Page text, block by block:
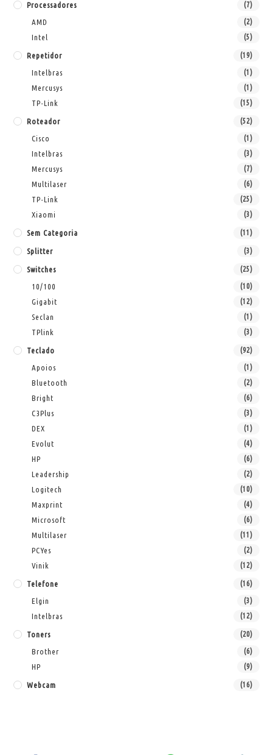
Processadores (7)
AMD (2)
Intel (5)
Repetidor (19)
Intelbras (1)
Mercusys (1)
TP-Link (15)
Roteador (52)
Cisco (1)
Intelbras (3)
Mercusys (7)
Multilaser (6)
TP-Link (25)
Xiaomi (3)
Sem Categoria (11)
Splitter (3)
Switches (25)
10/100 (10)
Gigabit (12)
Seclan (1)
TPlink (3)
Teclado (92)
Apoios (1)
Bluetooth (2)
Bright (6)
C3Plus (3)
DEX (1)
Evolut (4)
HP (6)
Leadership (2)
Logitech (10)
Maxprint (4)
Microsoft (6)
Multilaser (11)
PCYes (2)
Vinik (12)
Telefone (16)
Elgin (3)
Intelbras (12)
Toners (20)
Brother (6)
HP (9)
Webcam (16)